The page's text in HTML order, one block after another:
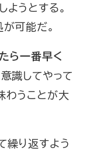
うとする。
可能だ。
ら一番早く
識してやって
わうことが大
繰り返すよう